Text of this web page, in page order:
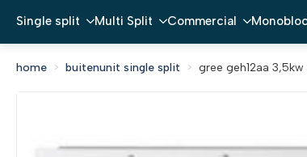
Single split Multi Split Commercial
home buitenunit single split gree geh12aa